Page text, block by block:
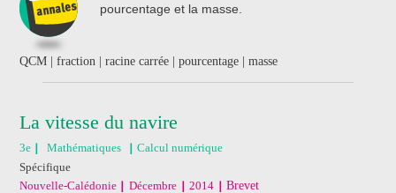
pourcentage et la masse.
QCM | fraction | racine carrée | pourcentage | masse
La vitesse du navire
3e Mathématiques
Calcul numérique
Spécifique
Nouvelle-Calédonie
Décembre 2014 Brevet